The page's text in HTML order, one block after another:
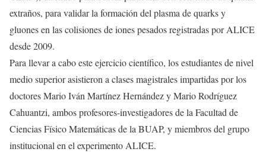
extraños, para validar la formación del plasma de quarks y
gluones en las colisiones de iones pesados registradas por ALICE
desde 2009.
Para llevar a cabo este ejercicio científico, los estudiantes de nivel
medio superior asistieron a clases magistrales impartidas por los
doctores Mario Iván Martínez Hernández y Mario Rodríguez
Cahuantzi, ambos profesores-investigadores de la Facultad de
Ciencias Físico Matemáticas de la BUAP, y miembros del grupo
institucional en el experimento ALICE.